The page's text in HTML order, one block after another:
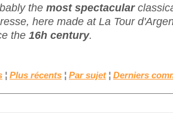
the most spectacular
, here made at La Tour
the 16h century.
¦ Plus récents ¦ Par sujet ¦ Derniers